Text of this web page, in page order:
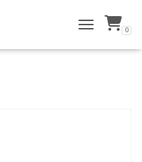
ALTERNAR
0